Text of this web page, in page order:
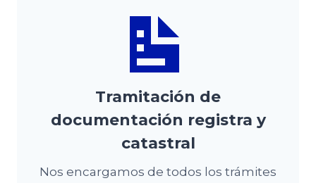
Tramitación de
documentación registra y
catastral
Nos encargamos de todos los trámites